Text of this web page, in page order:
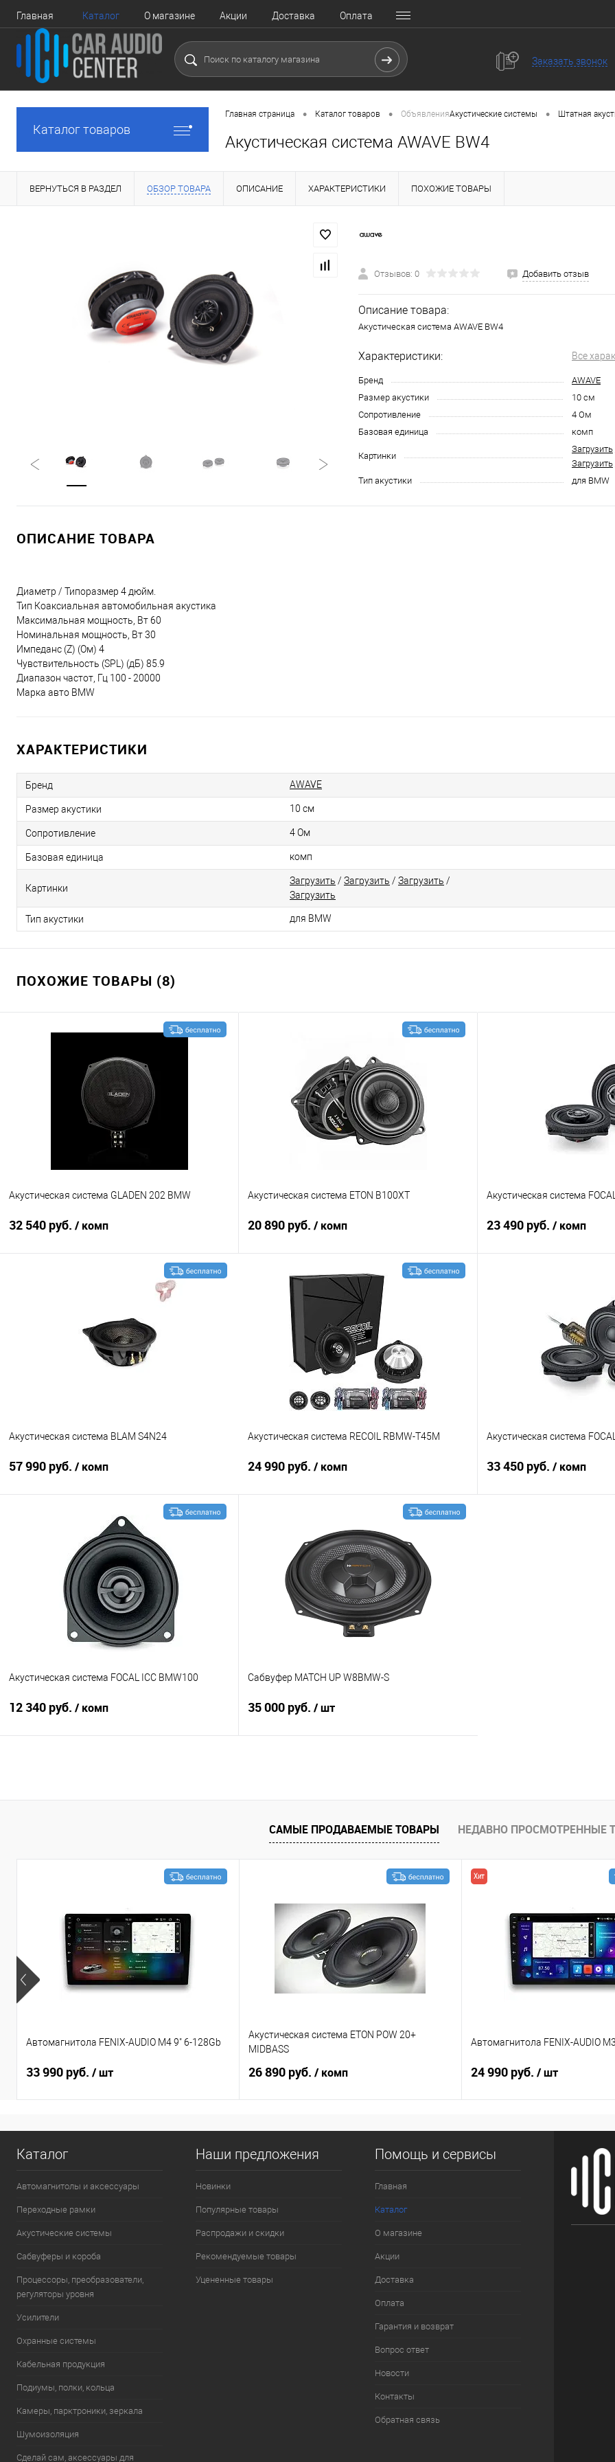
Главная Каталог О магазине Акции Доставка Оплата
Заказать звонок
Каталог товаров
Главная страница • Каталог товаров • ОбъявленияАкустические системы • Штатная
Акустическая система AWAVE BW4
ВЕРНУТЬСЯ В РАЗДЕЛ ОБЗОР ТОВАРА ОПИСАНИЕ ХАРАКТЕРИСТИКИ ПОХОЖИЕ ТОВАРЫ
Отзывов: 0 Добавить отзыв
Описание товара:
Акустическая система AWAVE BW4
Характеристики: Все
Бренд
AWAVE
Размер акустики
10 см
Сопротивление
4 Ом
Базовая единица
комп
Картинки
Загрузить
Загрузить
Тип акустики
для BMW
ОПИСАНИЕ ТОВАРА
Диаметр / Типоразмер 4 дюйм.
Тип Коаксиальная автомобильная акустика
Максимальная мощность, Вт 60
Номинальная мощность, Вт 30
Импеданс (Z) (Ом) 4
Чувствительность (SPL) (дБ) 85.9
Диапазон частот, Гц 100 - 20000
Марка авто BMW
ХАРАКТЕРИСТИКИ
Бренд AWAVE
Размер акустики 10 см
Сопротивление 4 Ом
Базовая единица комп
Картинки
Загрузить / Загрузить / Загрузить /
Загрузить
Тип акустики для BMW
ПОХОЖИЕ ТОВАРЫ (8)
Акустическая система GLADEN 202 BMW
32 540 руб. / комп
Акустическая система ETON B100XT
20 890 руб. / комп
В корзину
Сравнение
Акустическая система
23 490 руб. / комп
Акустическая система BLAM S4N24
57 990 руб. / комп
В корзину
В избранное
Акустическая система RECOIL RBMW-T45M
24 990 руб. / комп
Сравнение В избранное
Акустическая система
33 450 руб. / комп
Акустическая система FOCAL ICC BMW100
12 340 руб. / комп
Сравнение В избранное
Сабвуфер MATCH UP W8BMW-S
35 000 руб. / шт
Сравнение В избранное
САМЫЕ ПРОДАВАЕМЫЕ ТОВАРЫ НЕДАВНО ПРОСМОТРЕННЫЕ
Автомагнитола FENIX-AUDIO M4 9" 6-128Gb
33 990 руб. / шт
Акустическая система ETON POW 20+
MIDBASS
26 890 руб. / комп
Хит
Автомагнитола FENIX-AUDIO
24 990 руб. / шт
Каталог
Автомагнитолы и аксессуары
Переходные рамки
Акустические системы
Сабвуферы и короба
Процессоры, преобразователи,
регуляторы уровня
Усилители
Охранные системы
Кабельная продукция
Подиумы, полки, кольца
Камеры, парктроники, зеркала
Шумоизоляция
Сделай сам, аксессуары для
Наши предложения
Новинки
Популярные товары
Распродажи и скидки
Рекомендуемые товары
Уцененные товары
Помощь и сервисы
Главная
Каталог
О магазине
Акции
Доставка
Оплата
Гарантия и возврат
Вопрос ответ
Новости
Контакты
Обратная связь